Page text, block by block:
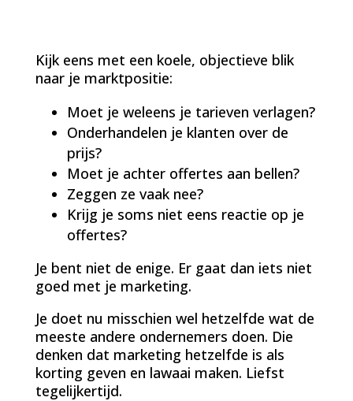
Kijk eens met een koele, objectieve blik
naar je marktpositie:
Moet je weleens je tarieven verlagen?
Onderhandelen je klanten over de
prijs?
Moet je achter offertes aan bellen?
Zeggen ze vaak nee?
Krijg je soms niet eens reactie op je
offertes?
Je bent niet de enige. Er gaat dan iets niet
goed met je marketing.
Je doet nu misschien wel hetzelfde wat de
meeste andere ondernemers doen. Die
denken dat marketing hetzelfde is als
korting geven en lawaai maken. Liefst
tegelijkertijd.